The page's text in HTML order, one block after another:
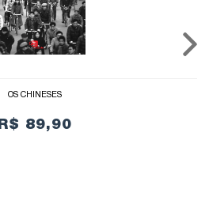
OS CHINESES
R$ 89,90